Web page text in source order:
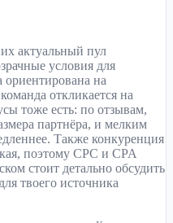
актуальный пул
условия для
на
откликается на
тоже есть: по отзывам,
партнёра, и мелким
Также конкуренция
поэтому CPC и CPA
стоит детально обсудить
твоего источника